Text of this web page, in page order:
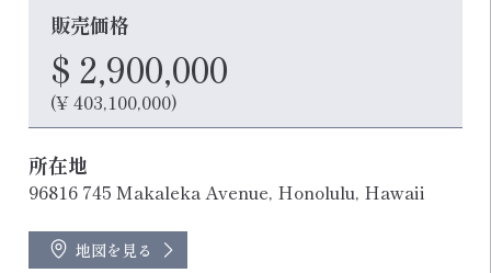
販売価格
$ 2,900,000
(¥ 403,100,000)
所在地
96816 745 Makaleka Avenue, Honolulu, Hawaii
地図を見る